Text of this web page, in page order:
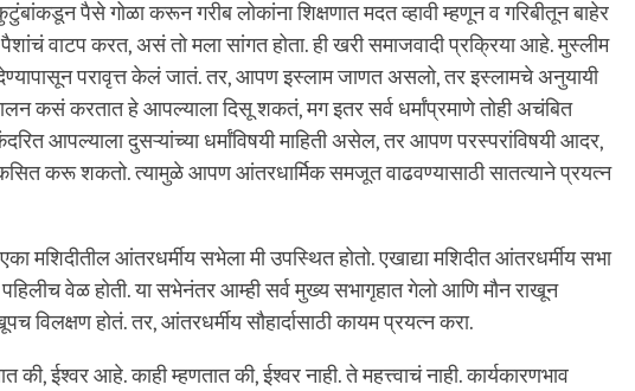
पैसे गोळा करून गरीब लोकांना शिक्षणात मदत व्हावी म्हणून व गरिबीतून बाहेर
पैशांचं वाटप करत, असं तो मला सांगत होता. ही खरी समाजवादी प्रक्रिया आहे. मुस्लीम
परावृत्त केलं जातं. तर, आपण इस्लाम जाणत असलो, तर इस्लामचे अनुयायी
कसं करतात हे आपल्याला दिसू शकतं, मग इतर सर्व धर्मांप्रमाणे तोही अचंबित
आपल्याला दुसऱ्यांच्या धर्मांविषयी माहिती असेल, तर आपण परस्परांविषयी आदर,
करू शकतो. त्यामुळे आपण आंतरधार्मिक समजूत वाढवण्यासाठी सातत्याने प्रयत्न
मशिदीतील आंतरधर्मीय सभेला मी उपस्थित होतो. एखाद्या मशिदीत आंतरधर्मीय सभा
पहिलीच वेळ होती. या सभेनंतर आम्ही सर्व मुख्य सभागृहात गेलो आणि मौन राखून
विलक्षण होतं. तर, आंतरधर्मीय सौहार्दासाठी कायम प्रयत्न करा.
ईश्वर आहे. काही म्हणतात की, ईश्वर नाही. ते महत्त्वाचं नाही. कार्यकारणभाव